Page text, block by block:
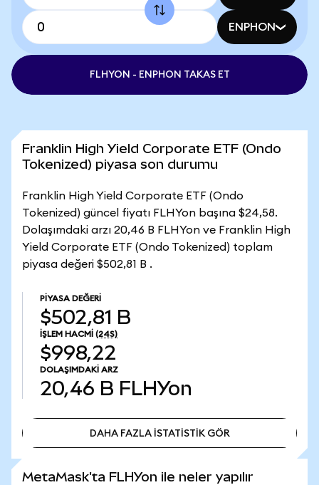
ENPHON
FLHYON - ENPHON TAKAS ET
Franklin High Yield Corporate ETF (Ondo
Tokenized) piyasa son durumu
Franklin High Yield Corporate ETF (Ondo
Tokenized) güncel fiyatı FLHYon başına $24,58.
Dolaşımdaki arzı 20,46 B FLHYon ve Franklin High
Yield Corporate ETF (Ondo Tokenized) toplam
piyasa değeri $502,81 B .
PIYASA DEĞERI
$502,81 B
İŞLEM HACMI (24S)
$998,22
DOLAŞIMDAKI ARZ
20,46 B FLHYon
DAHA FAZLA İSTATİSTİK GÖR
MetaMask'ta FLHYon ile neler yapılır